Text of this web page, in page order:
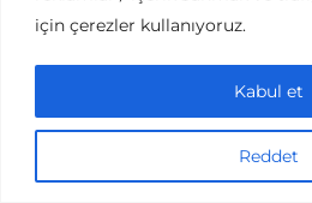
için çerezler kullanıyoruz.
Reddet
Kabul et